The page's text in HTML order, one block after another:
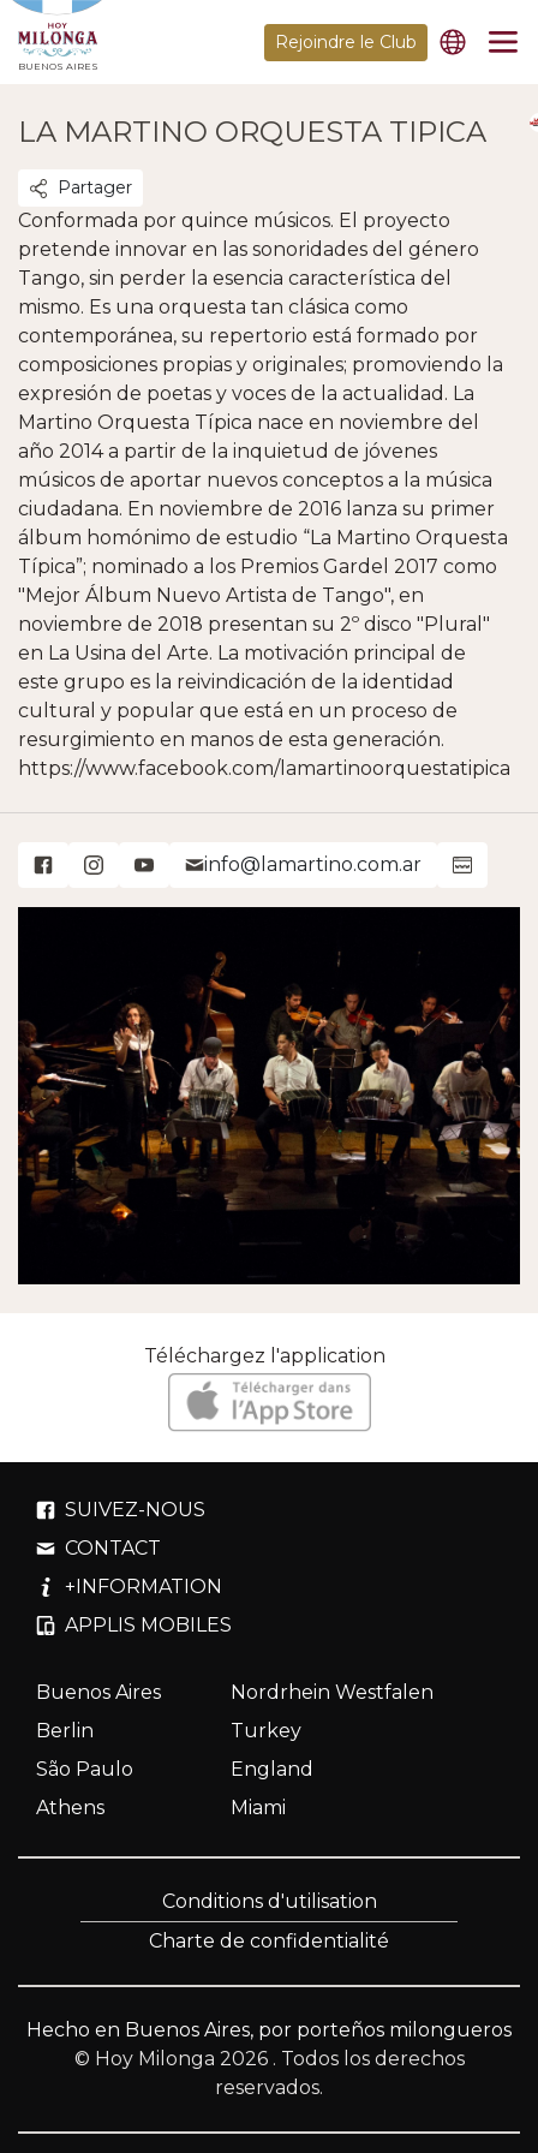
BUENOS AIRES
Rejoindre le Club
LA MARTINO ORQUESTA TIPICA
Partager
Conformada por quince músicos. El proyecto
pretende innovar en las sonoridades del género
Tango, sin perder la esencia característica del
mismo. Es una orquesta tan clásica como
contemporánea, su repertorio está formado por
composiciones propias y originales; promoviendo la
expresión de poetas y voces de la actualidad. La
Martino Orquesta Típica nace en noviembre del
año 2014 a partir de la inquietud de jóvenes
músicos de aportar nuevos conceptos a la música
ciudadana. En noviembre de 2016 lanza su primer
álbum homónimo de estudio “La Martino Orquesta
Típica”; nominado a los Premios Gardel 2017 como
"Mejor Álbum Nuevo Artista de Tango", en
noviembre de 2018 presentan su 2º disco "Plural"
en La Usina del Arte. La motivación principal de
este grupo es la reivindicación de la identidad
cultural y popular que está en un proceso de
resurgimiento en manos de esta generación.
https://www.facebook.com/lamartinoorquestatipica
info@lamartino.com.ar
Téléchargez l'application
SUIVEZ-NOUS
CONTACT
+INFORMATION
APPLIS MOBILES
Buenos Aires
Nordrhein Westfalen
Berlin
Turkey
São Paulo
England
Athens
Miami
Conditions d'utilisation
Charte de confidentialité
Hecho en Buenos Aires, por porteños milongueros
© Hoy Milonga 2026 . Todos los derechos
reservados.